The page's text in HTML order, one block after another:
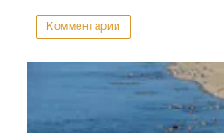
Комментарии